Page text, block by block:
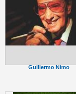
Guillermo Nimo